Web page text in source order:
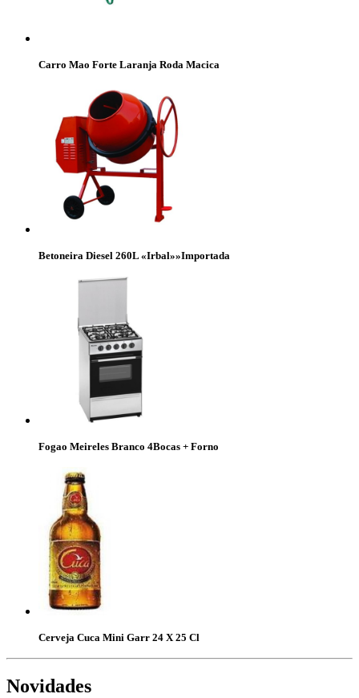
Carro Mao Forte Laranja Roda Macica
Betoneira Diesel 260L «Irbal»»Importada
Fogao Meireles Branco 4Bocas + Forno
Cerveja Cuca Mini Garr 24 X 25 Cl
Novidades